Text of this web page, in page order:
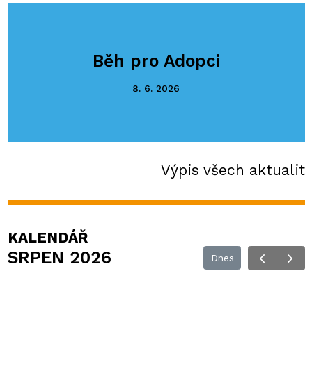
Běh pro Adopci
8. 6. 2026
Výpis všech aktualit
KALENDÁŘ
SRPEN 2026 Dnes